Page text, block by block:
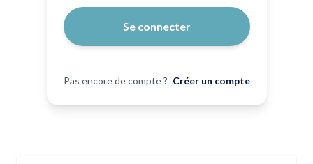
Se connecter
Pas encore de compte ? Créer un compte